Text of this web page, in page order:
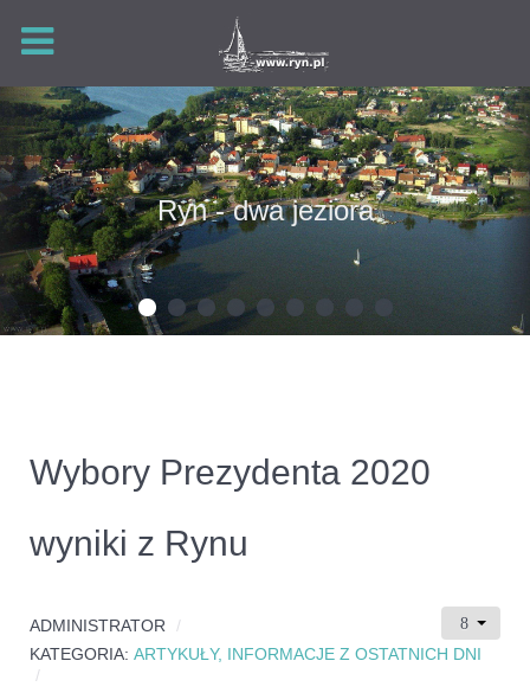
Ryn - dwa jeziora
Wybory Prezydenta 2020
wyniki z Rynu
ADMINISTRATOR
KATEGORIA: ARTYKUŁY, INFORMACJE Z OSTATNICH DNI